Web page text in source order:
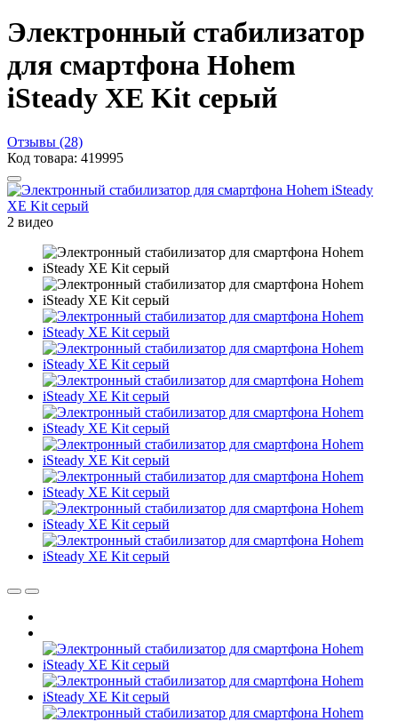
Электронный стабилизатор
для смартфона Hohem
iSteady XE Kit серый
Отзывы (28)
Код товара: 419995
2 видео